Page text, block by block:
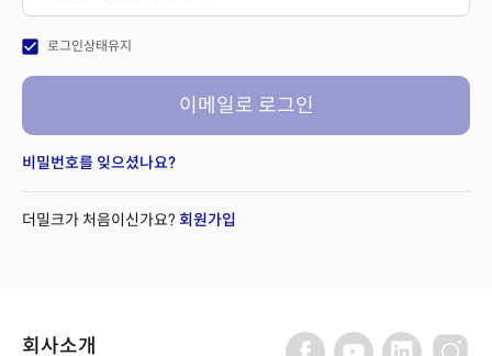
check_box 로그인상태유지
이메일로 로그인
비밀번호를 잊으셨나요?
더밀크가 처음이신가요? 회원가입
회사소개